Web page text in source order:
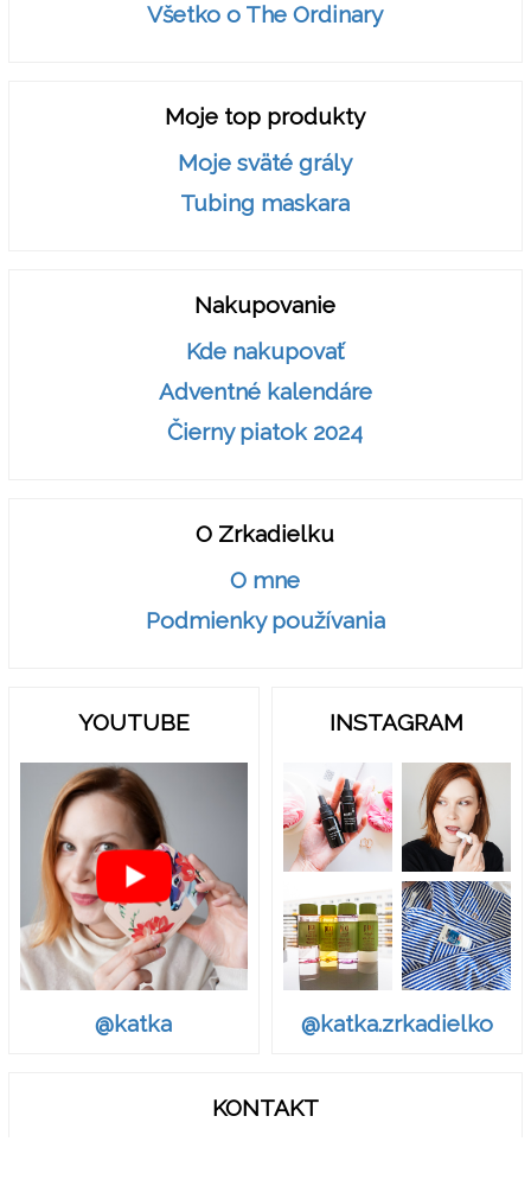
Všetko o The Ordinary
Moje top produkty
Moje sväté grály
Tubing maskara
Nakupovanie
Kde nakupovať
Adventné kalendáre
Čierny piatok 2024
O Zrkadielku
O mne
Podmienky používania
YOUTUBE
@katka
INSTAGRAM
@katka.zrkadielko
KONTAKT